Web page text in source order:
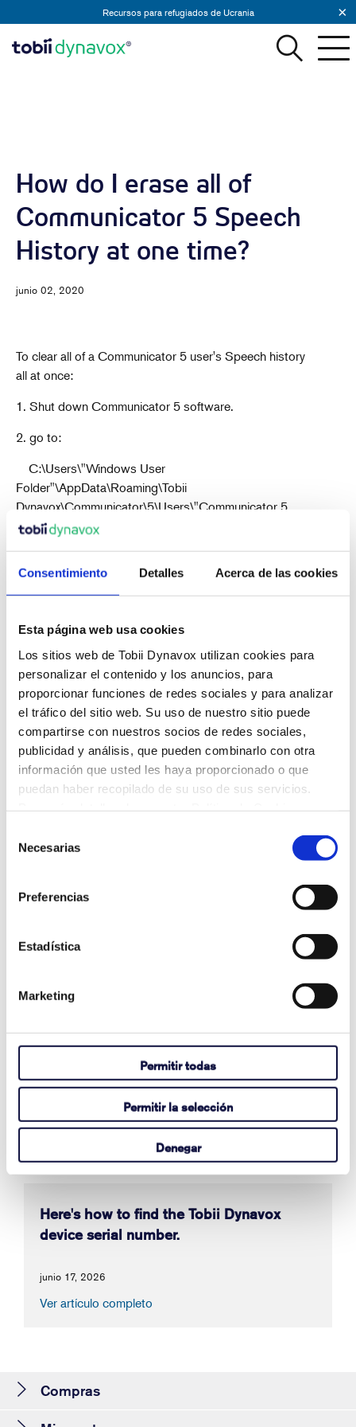
Consentimiento Detalles Acerca de las cookies
Esta página web usa cookies
Los sitios web de Tobii Dynavox utilizan cookies para
personalizar el contenido y los anuncios, para
proporcionar funciones de redes sociales y para analizar
el tráfico del sitio web. Su uso de nuestro sitio puede
compartirse con nuestros socios de redes sociales,
publicidad y análisis, que pueden combinarlo con otra
información que usted les haya proporcionado o que
puedan haber recopilado de su uso de sus servicios.
Necesarias
Preferencias
Estadística
Marketing
Permitir todas
Permitir la selección
Denegar
Recursos para refugiados de Ucrania
How do I erase all of
Communicator 5 Speech
History at one time?
junio 02, 2020
To clear all of a Communicator 5 user's Speech history
all at once:
1. Shut down Communicator 5 software.
2. go to:
C:\Users\"Windows User
Folder"\AppData\Roaming\Tobii
Dynavox\Communicator\5\Users\"Communicator 5
User Folder"\Phrases
3. Delete the file "Speech History.phr"
Artículos recientes
Appearing in Communicator 5's Music
Voice
Here's how to find the Tobii Dynavox
device serial number.
junio 17, 2026
Ver artículo completo
Compras